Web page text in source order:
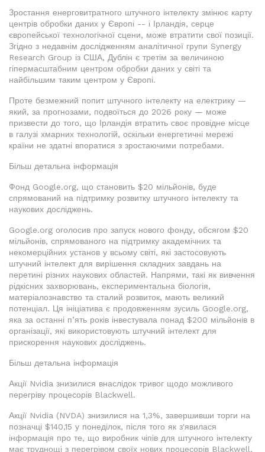
Зростання енерговитратного штучного інтелекту змінює карту
центрів обробки даних у Європі -- і Ірландія, серце
європейської технологічної сцени, може втратити свої позиції.
Згідно з недавнім дослідженням аналітичної групи Synergy
Research Group із США, Дублін є третім за величиною
гіпермасштабним центром обробки даних у світі та
найбільшим таким центром у Європі.
Проте безмежний попит штучного інтелекту на електрику —
який, за прогнозами, подвоїться до 2026 року — може
призвести до того, що Ірландія втратить своє провідне місце
в галузі хмарних технологій, оскільки енергетичні мережі
країни не здатні впоратися з зростаючими потребами.
Більш детальна інформація
Фонд Google.org, що становить $20 мільйонів, буде
спрямований на підтримку розвитку штучного інтелекту та
наукових досліджень.
Google.org оголосив про запуск нового фонду, обсягом $20
мільйонів, спрямованого на підтримку академічних та
некомерційних установ у всьому світі, які застосовують
штучний інтелект для вирішення складних завдань на
перетині різних наукових областей. Напрями, такі як вивчення
рідкісних захворювань, експериментальна біологія,
матеріалознавство та сталий розвиток, мають великий
потенціал. Ця ініціатива є продовженням зусиль Google.org,
яка за останні п’ять років інвестувала понад $200 мільйонів в
організації, які використовують штучний інтелект для
прискорення наукових досліджень.
Більш детальна інформація
Акції Nvidia знизилися внаслідок тривог щодо можливого
перегріву процесорів Blackwell.
Акції Nvidia (NVDA) знизилися на 1,3%, завершивши торги на
позначці $140,15 у понеділок, після того як з'явилася
інформація про те, що виробник чіпів для штучного інтелекту
має труднощі з перегрівом своїх нових процесорів Blackwell,